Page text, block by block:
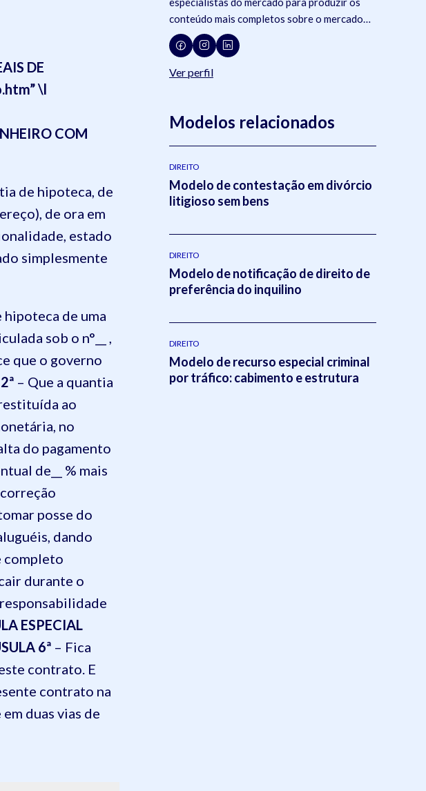
DE
\l
COM
de hipoteca, de
de ora em
estado
simplesmente
hipoteca de uma
sob o n°__ ,
que o governo
– Que a quantia
ao
no
do pagamento
de__ % mais
posse do
dando
completo
durante o
ESPECIAL
6ª – Fica
contrato. E
contrato na
duas vias de
conteúdo mais completos sobre o mercado
jurídico, tecnologia e advocacia.
Ver perfil
Modelos relacionados
DIREITO
Modelo de contestação em divórcio
litigioso sem bens
DIREITO
Modelo de notificação de direito de
preferência do inquilino
DIREITO
Modelo de recurso especial criminal
por tráfico: cabimento e estrutura